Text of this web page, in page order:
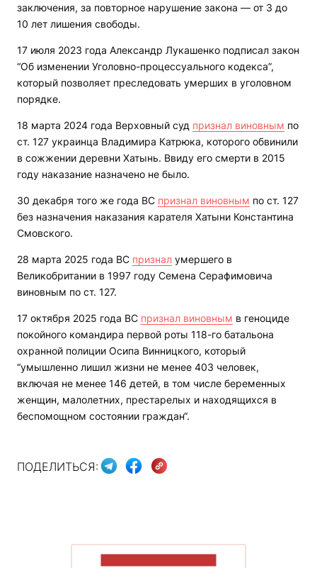
заключения, за повторное нарушение закона — от 3 до
10 лет лишения свободы.
17 июля 2023 года Александр Лукашенко подписал закон
“Об изменении Уголовно-процессуального кодекса”,
который позволяет преследовать умерших в уголовном
порядке.
18 марта 2024 года Верховный суд признал виновным по
ст. 127 украинца Владимира Катрюка, которого обвинили
в сожжении деревни Хатынь. Ввиду его смерти в 2015
году наказание назначено не было.
30 декабря того же года ВС признал виновным по ст. 127
без назначения наказания карателя Хатыни Константина
Смовского.
28 марта 2025 года ВС признал умершего в
Великобритании в 1997 году Семена Серафимовича
виновным по ст. 127.
17 октября 2025 года ВС признал виновным в геноциде
покойного командира первой роты 118-го батальона
охранной полиции Осипа Винницкого, который
“умышленно лишил жизни не менее 403 человек,
включая не менее 146 детей, в том числе беременных
женщин, малолетних, престарелых и находящихся в
беспомощном состоянии граждан“.
ПОДЕЛИТЬСЯ: